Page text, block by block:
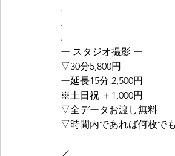
.
.
.
ー スタジオ撮影 ー
▽30分5,800円
ー延長15分 2,500円
※土日祝 ＋1,000円
▽全データお渡し無料
▽時間内であれば何枚で
／